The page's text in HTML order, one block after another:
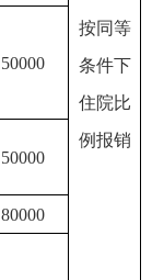
按同等
条件下
住院比
例报销
50000
50000
80000